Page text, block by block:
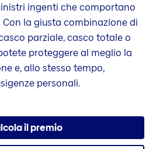
ingenti che comportano
la giusta combinazione di
parziale, casco totale o
proteggere al meglio la
e, allo stesso tempo,
personali.
il premio